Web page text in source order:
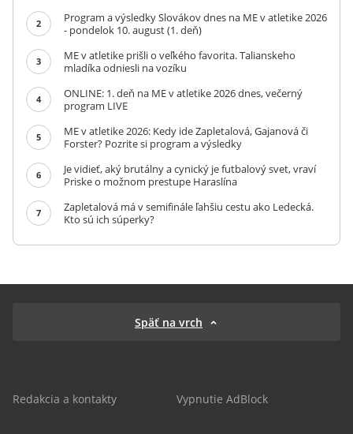
2
Program a výsledky Slovákov dnes na ME v atletike 2026
- pondelok 10. august (1. deň)
3
ME v atletike prišli o veľkého favorita. Talianskeho
mladíka odniesli na vozíku
4
ONLINE: 1. deň na ME v atletike 2026 dnes, večerný
program LIVE
5
ME v atletike 2026: Kedy ide Zapletalová, Gajanová či
Forster? Pozrite si program a výsledky
6
Je vidieť, aký brutálny a cynický je futbalový svet, vraví
Priske o možnom prestupe Haraslína
7
Zapletalová má v semifinále ľahšiu cestu ako Ledecká.
Kto sú ich súperky?
Späť na vrch
Redakcia a kontakty Vypnutie AdBlock